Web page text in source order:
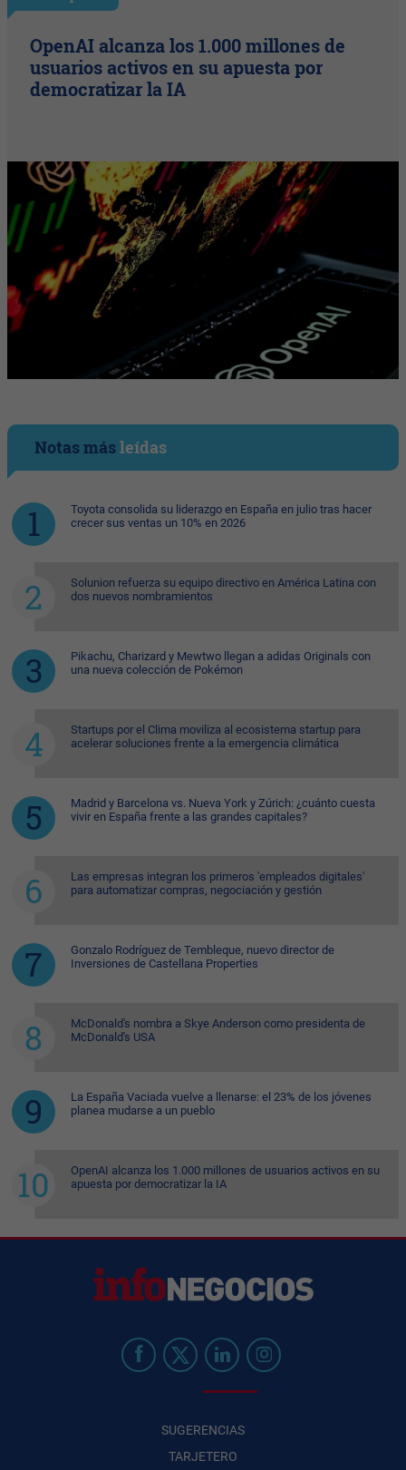
OpenAI alcanza los 1.000 millones de
usuarios activos en su apuesta por
democratizar la IA
Notas másleídas
Toyota consolida su liderazgo en España en julio tras hacer
crecer sus ventas un 10% en 2026
Solunion refuerza su equipo directivo en América Latina con
dos nuevos nombramientos
Pikachu, Charizard y Mewtwo llegan a adidas Originals con
una nueva colección de Pokémon
Startups por el Clima moviliza al ecosistema startup para
acelerar soluciones frente a la emergencia climática
Madrid y Barcelona vs. Nueva York y Zúrich: ¿cuánto cuesta
vivir en España frente a las grandes capitales?
Las empresas integran los primeros 'empleados digitales'
para automatizar compras, negociación y gestión
Gonzalo Rodríguez de Tembleque, nuevo director de
Inversiones de Castellana Properties
McDonald's nombra a Skye Anderson como presidenta de
McDonald's USA
La España Vaciada vuelve a llenarse: el 23% de los jóvenes
planea mudarse a un pueblo
OpenAI alcanza los 1.000 millones de usuarios activos en su
apuesta por democratizar la IA
SUGERENCIAS
TARJETERO